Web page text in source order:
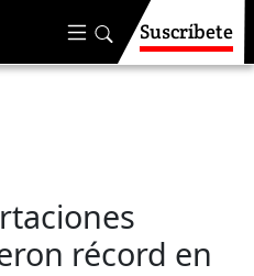
Suscríbete
récord en